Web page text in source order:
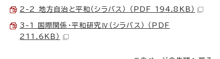
2-2 地方自治と平和（シラバス） （PDF 194.8KB）
3-1 国際関係・平和研究Ⅳ（シラバス） （PDF
211.6KB）